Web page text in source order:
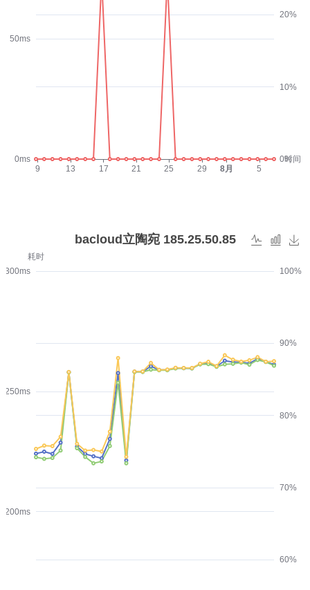
时间
0ms
50ms
0%
10%
20%
9 13 17 21 25 29 8月 5
耗时
200ms
250ms
300ms
60%
70%
80%
90%
100%
bacloud立陶宛 185.25.50.85